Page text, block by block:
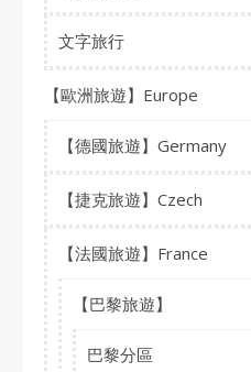
文字旅行
【歐洲旅遊】Europe
【德國旅遊】Germany
【捷克旅遊】Czech
【法國旅遊】France
【巴黎旅遊】
巴黎分區